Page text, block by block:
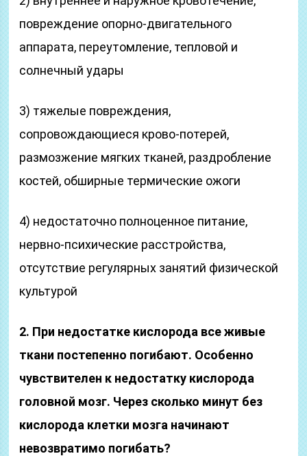
повреждение опорно-двигательного
аппарата, переутомление, теп­ловой и
солнечный удары
3) тяжелые повреждения,
сопровождающиеся крово-потерей,
размозжение мягких тканей, раздробление
костей, обширные термические ожоги
4) недостаточно полноценное питание,
нервно-психиче­ские расстройства,
отсутствие регулярных занятий физической
культурой
2. При недостатке кислорода все живые
ткани постепенно погибают. Особенно
чувствителен к недостатку кисло­рода
головной мозг. Через сколько минут без
кислорода клетки мозга начинают
невозвратимо погибать?